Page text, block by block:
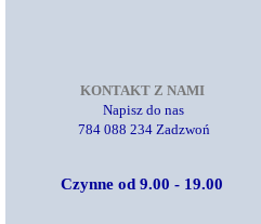
KONTAKT Z NAMI
Napisz do nas
784 088 234 Zadzwoń
Czynne od 9.00 - 19.00